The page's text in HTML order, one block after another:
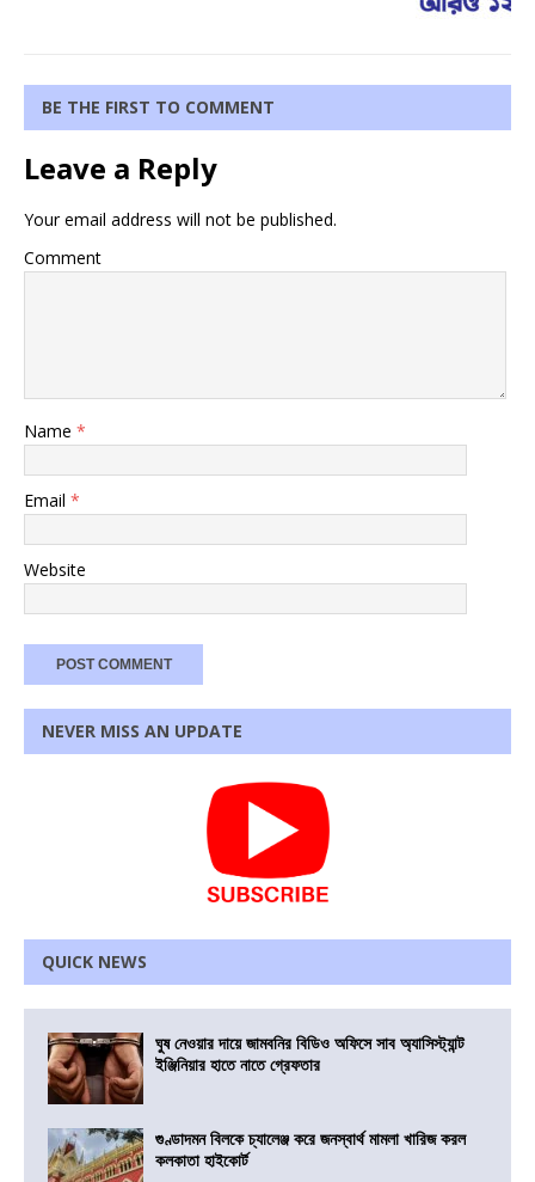
BE THE FIRST TO COMMENT
Leave a Reply
Your email address will not be published.
Comment
Name *
Email *
Website
NEVER MISS AN UPDATE
QUICK NEWS
ঘুষ নেওয়ার দায়ে জামবনির বিডিও অফিসে সাব অ্যাসিস্ট্যান্ট
ইঞ্জিনিয়ার হাতে নাতে গ্রেফতার
গুণ্ডাদমন বিলকে চ্যালেঞ্জ করে জনস্বার্থ মামলা খারিজ করল
কলকাতা হাইকোর্ট